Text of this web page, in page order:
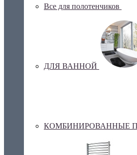
Все для полотенчиков
ДЛЯ ВАННОЙ
КОМБИНИРОВАННЫЕ